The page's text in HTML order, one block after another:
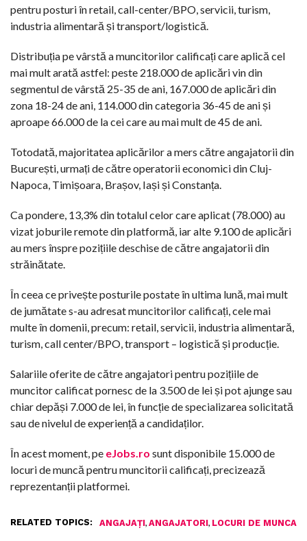
pentru posturi în retail, call-center/BPO, servicii, turism,
industria alimentară și transport/logistică.
Distribuția pe vârstă a muncitorilor calificați care aplică cel
mai mult arată astfel: peste 218.000 de aplicări vin din
segmentul de vârstă 25-35 de ani, 167.000 de aplicări din
zona 18-24 de ani, 114.000 din categoria 36-45 de ani și
aproape 66.000 de la cei care au mai mult de 45 de ani.
Totodată, majoritatea aplicărilor a mers către angajatorii din
București, urmați de către operatorii economici din Cluj-
Napoca, Timișoara, Brașov, Iași și Constanța.
Ca pondere, 13,3% din totalul celor care aplicat (78.000) au
vizat joburile remote din platformă, iar alte 9.100 de aplicări
au mers înspre pozițiile deschise de către angajatorii din
străinătate.
În ceea ce privește posturile postate în ultima lună, mai mult
de jumătate s-au adresat muncitorilor calificați, cele mai
multe în domenii, precum: retail, servicii, industria alimentară,
turism, call center/BPO, transport – logistică și producție.
Salariile oferite de către angajatori pentru pozițiile de
muncitor calificat pornesc de la 3.500 de lei și pot ajunge sau
chiar depăși 7.000 de lei, în funcție de specializarea solicitată
sau de nivelul de experiență a candidaților.
În acest moment, pe eJobs.ro sunt disponibile 15.000 de
locuri de muncă pentru muncitorii calificați, precizează
reprezentanții platformei.
RELATED TOPICS: ANGAJAȚI, ANGAJATORI, LOCURI DE MUNCA